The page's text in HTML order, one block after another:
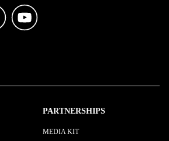
PARTNERSHIPS
MEDIA KIT